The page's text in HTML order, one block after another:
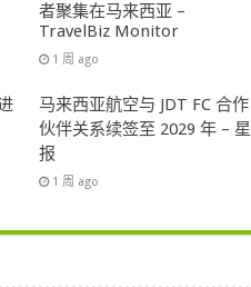
者聚集在马来西亚 –
TravelBiz Monitor
1 周 ago
马来西亚航空与 JDT FC 合作
伙伴关系续签至 2029 年 – 星
报
1 周 ago